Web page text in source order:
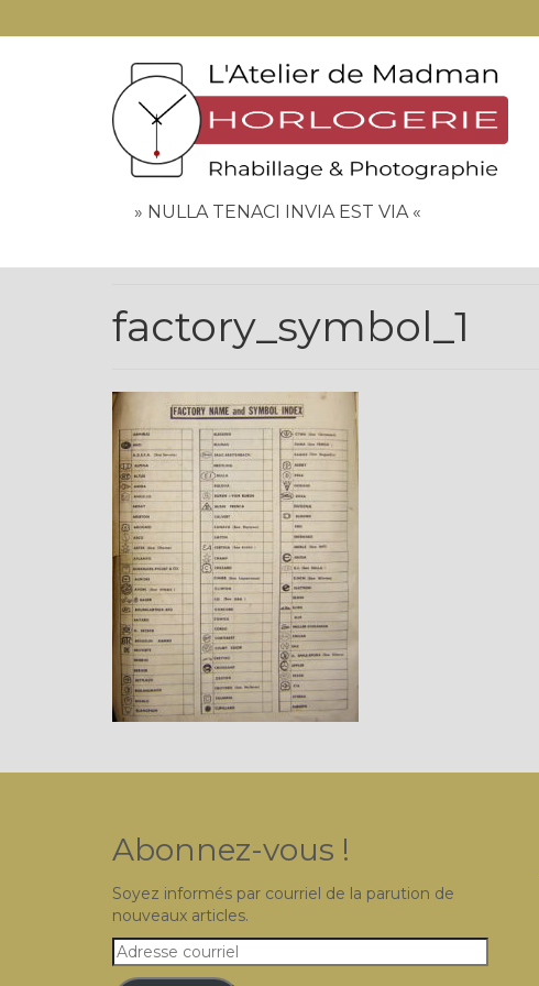
» NULLA TENACI INVIA EST VIA «
factory_symbol_1
Abonnez-vous !
Soyez informés par courriel de la parution de
nouveaux articles.
Adresse
courriel